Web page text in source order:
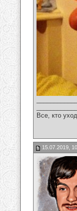
Все, кто
15.07.2019,